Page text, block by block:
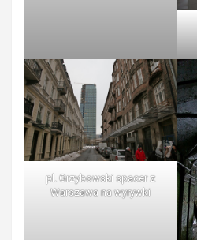
pl. Grzybowski spacer z
Warszawa na wyrywki